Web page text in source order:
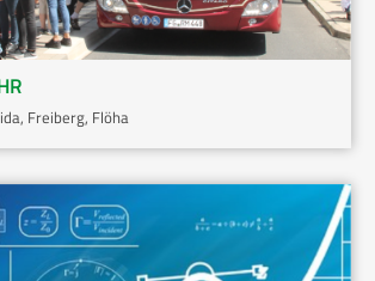
Freiberg, Flöha